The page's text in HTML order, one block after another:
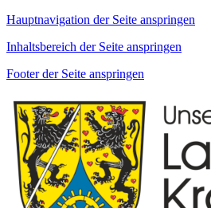
Hauptnavigation der Seite anspringen
Inhaltsbereich der Seite anspringen
Footer der Seite anspringen